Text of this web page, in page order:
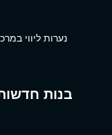
נערות ליווי
בנות